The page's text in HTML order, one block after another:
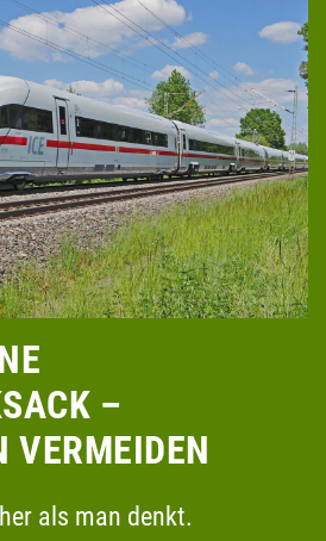
–
VERMEIDEN
als man denkt.